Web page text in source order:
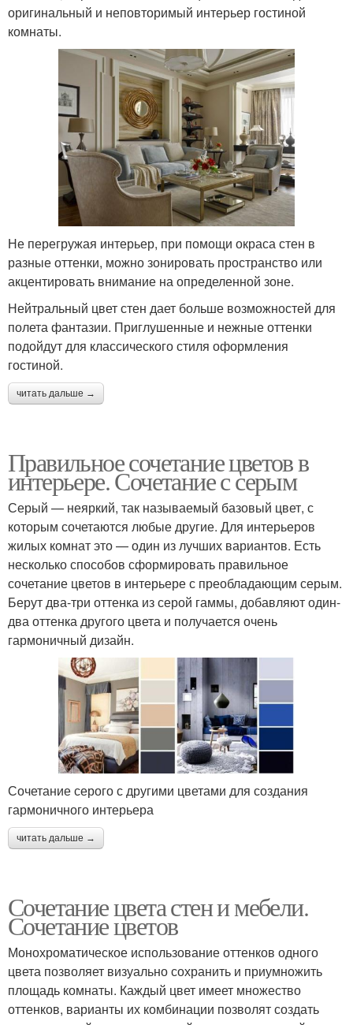
оригинальный и неповторимый интерьер гостиной
комнаты.
Не перегружая интерьер, при помощи окраса стен в
разные оттенки, можно зонировать пространство или
акцентировать внимание на определенной зоне.
Нейтральный цвет стен дает больше возможностей для
полета фантазии. Приглушенные и нежные оттенки
подойдут для классического стиля оформления
гостиной.
читать дальше →
Правильное сочетание цветов в
интерьере. Сочетание с серым
Серый — неяркий, так называемый базовый цвет, с
которым сочетаются любые другие. Для интерьеров
жилых комнат это — один из лучших вариантов. Есть
несколько способов сформировать правильное
сочетание цветов в интерьере с преобладающим серым.
Берут два-три оттенка из серой гаммы, добавляют один-
два оттенка другого цвета и получается очень
гармоничный дизайн.
Сочетание серого с другими цветами для создания
гармоничного интерьера
читать дальше →
Сочетание цвета стен и мебели.
Сочетание цветов
Монохроматическое использование оттенков одного
цвета позволяет визуально сохранить и приумножить
площадь комнаты. Каждый цвет имеет множество
оттенков, варианты их комбинации позволят создать